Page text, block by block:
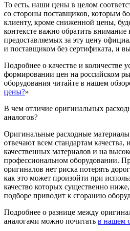
То есть, наши цены в целом
со стороны поставщиков, которым
клиенту, кроме сниженной цены,
контексте важно обратить внимание
предоставляемых за эту цену
и поставщиком без сертификата, и
Подробнее о качестве и количестве
формировании цен на российском
оборудования читайте в нашем
цены?»
В чем отличие оригинальных
аналогов?
Оригинальные расходные
отвечают всем стандартам качества,
качественных материалов и на
профессиональном оборудовании.
оригиналов нет риска потерять
как это может произойти при
качество которых существенно
подборе приводит к сгоранию
Подробнее о разнице между
аналогами можно почитать в нашем